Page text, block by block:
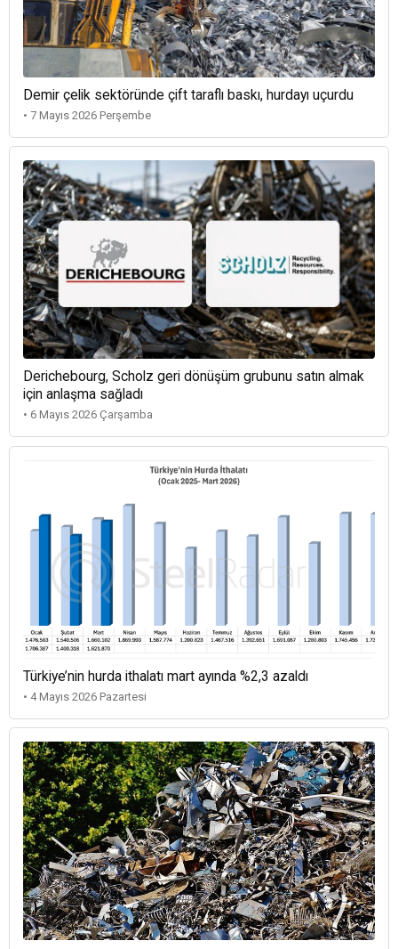
Demir çelik sektöründe çift taraflı baskı, hurdayı uçurdu
• 7 Mayıs 2026 Perşembe
Derichebourg, Scholz geri dönüşüm grubunu satın almak
için anlaşma sağladı
• 6 Mayıs 2026 Çarşamba
Türkiye’nin hurda ithalatı mart ayında %2,3 azaldı
• 4 Mayıs 2026 Pazartesi